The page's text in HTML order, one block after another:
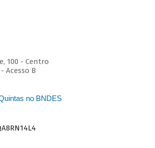
100 - Centro
Acesso B
no BNDES